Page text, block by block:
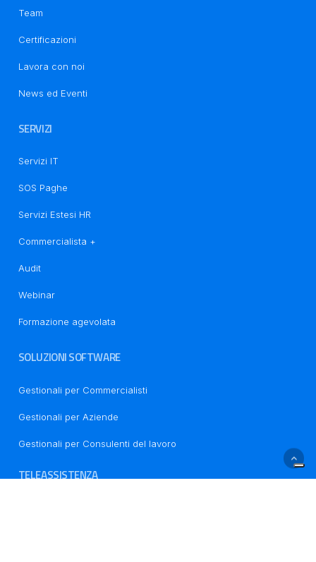
Team
Certificazioni
Lavora con noi
News ed Eventi
SERVIZI
Servizi IT
SOS Paghe
Servizi Estesi HR
Commercialista +
Audit
Webinar
Formazione agevolata
SOLUZIONI SOFTWARE
Gestionali per Commercialisti
Gestionali per Aziende
Gestionali per Consulenti del lavoro
TELEASSISTENZA
Le tue preferenze relative alla privacy
Informativa sulla raccolta